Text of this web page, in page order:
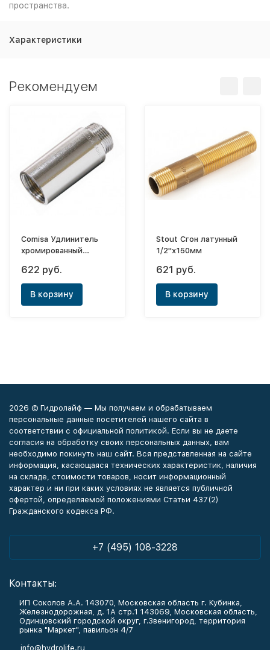
пространства.
Характеристики
Рекомендуем
Comisa Удлинитель
хромированный
622 руб.
В корзину
Stout Сгон латунный
1/2"х150мм
621 руб.
В корзину
2026 © Гидролайф — Мы получаем и обрабатываем
персональные данные посетителей нашего сайта в
соответствии с официальной политикой. Если вы не даете
согласия на обработку своих персональных данных, вам
необходимо покинуть наш сайт. Вся представленная на сайте
информация, касающаяся технических характеристик, наличия
на складе, стоимости товаров, носит информационный
характер и ни при каких условиях не является публичной
офертой, определяемой положениями Статьи 437(2)
Гражданского кодекса РФ.
+7 (495) 108-3228
Контакты:
ИП Соколов А.А. 143070, Московская область г. Кубинка,
Железнодорожная, д. 1А стр.1 143069, Московская область,
Одинцовский городской округ, г.Звенигород, территория
рынка "Маркет", павильон 4/7
info@hydrolife.ru